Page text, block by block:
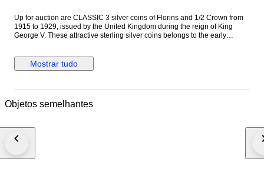
Up for auction are CLASSIC 3 silver coins of Florins and 1/2 Crown from
1915 to 1929, issued by the United Kingdom during the reign of King
George V. These attractive sterling silver coins belongs to the early
piece of British numismatic heritage. Offered here in excellent condition,
with strong details, attractive surfaces, and very good overall eye appeal.
Florin and 1/2 Crown Years: 1915-1929 Reign: King George V Material:
century British silver issue Historic World War I to midwar period coinage
Mostrar tudo
Objetos semelhantes